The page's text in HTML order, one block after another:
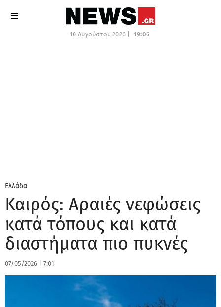
10 Αυγούστου 2026 | 19:06
Ελλάδα
Καιρός: Αραιές νεφώσεις
κατά τόπους και κατά
διαστήματα πιο πυκνές
07/05/2026 7:01